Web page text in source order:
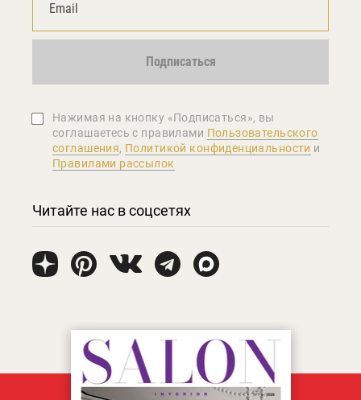
Подписаться
Нажимая на кнопку «Подписаться», вы
соглашаетеcь с правилами Пользовательского
соглашения, Политикой конфиденциальности и
Правилами рассылок
Читайте нас в соцсетях